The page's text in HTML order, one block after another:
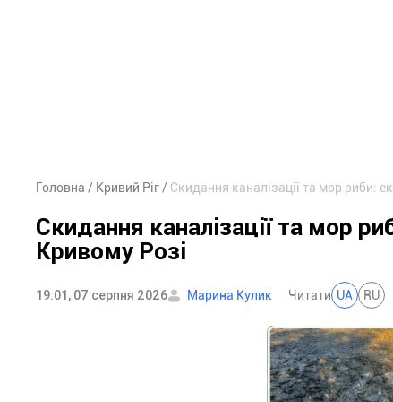
Головна Кривий Ріг Скидання каналізації та мор риби:
Скидання каналізації та мор
Кривому Розі
19:01, 07 серпня 2026 Марина Кулик Читати UA RU